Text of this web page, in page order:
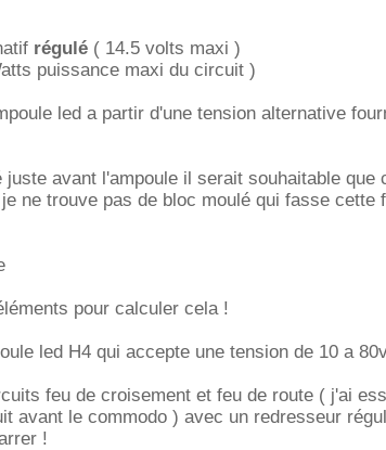
régulé ( 14.5 volts maxi )
puissance maxi du circuit )
led a partir d'une tension alternative
avant l'ampoule il serait souhaitable que
ne trouve pas de bloc moulé qui fasse cette
pour calculer cela !
led H4 qui accepte une tension de 10 a
feu de croisement et feu de route ( j'ai
avant le commodo ) avec un redresseur
!